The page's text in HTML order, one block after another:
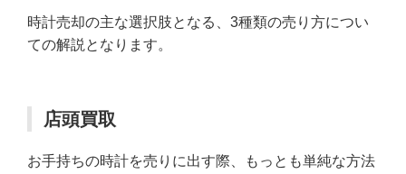
時計売却の主な選択肢となる、3種類の売り方につい
ての解説となります。
店頭買取
お手持ちの時計を売りに出す際、もっとも単純な方法